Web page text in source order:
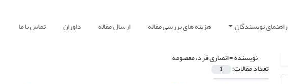
راهنمای نویسندگان هزینه های بررسی مقاله ارسال مقاله داوران تماس با ما
نویسنده =انصاری فرد، معصومه
تعداد مقالات: 1